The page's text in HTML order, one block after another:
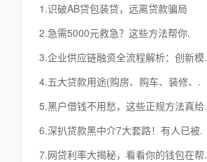
1.识破AB贷包装贷，远离贷款骗局
2.急需5000元救急？这些方法帮你.
3.企业供应链融资全流程解析：创新模.
4.五大贷款用途(购房、购车、装修、.
5.黑户借钱不用愁，这些正规方法真给.
6.深扒贷款黑中介7大套路！有人已被.
7.网贷利率大揭秘，看看你的钱包在帮.